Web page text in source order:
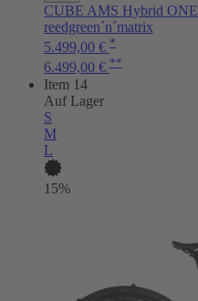
CUBE AMS Hybrid
reedgreen´n´matrix
5.499,00 € *
6.499,00 € **
Item 14
Auf Lager
S
M
L
15%